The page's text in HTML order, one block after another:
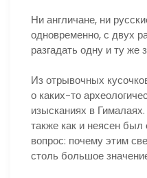
Ни англичане, ни
одновременно, с двух
разгадать одну и ту же
Из отрывочных
о каких-то
изысканиях в
также как и неясен
вопрос: почему этим
столь большое